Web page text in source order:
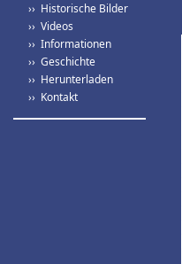
›› Historische Bilder
›› Videos
›› Informationen
›› Geschichte
›› Herunterladen
›› Kontakt